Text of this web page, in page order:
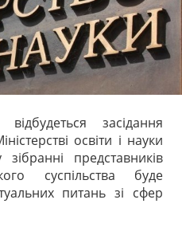
засідання
освіти і науки
представників
суспільства буде
питань зі сфер